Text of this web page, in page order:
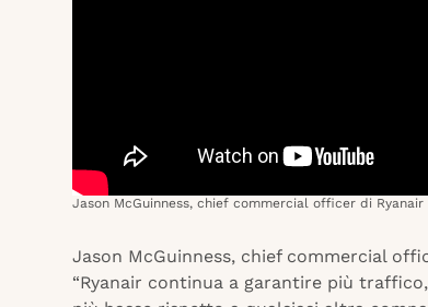
Jason McGuinness, chief commercial officer di Ryanair
Jason McGuinness, chief commercial
“Ryanair continua a garantire più